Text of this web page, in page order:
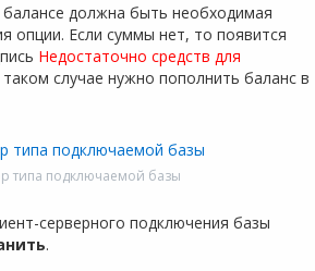
должна быть необходимая
опции. Если суммы нет, то появится
Недостаточно средств для
случае нужно пополнить баланс в
типа подключаемой базы
серверного подключения базы
.